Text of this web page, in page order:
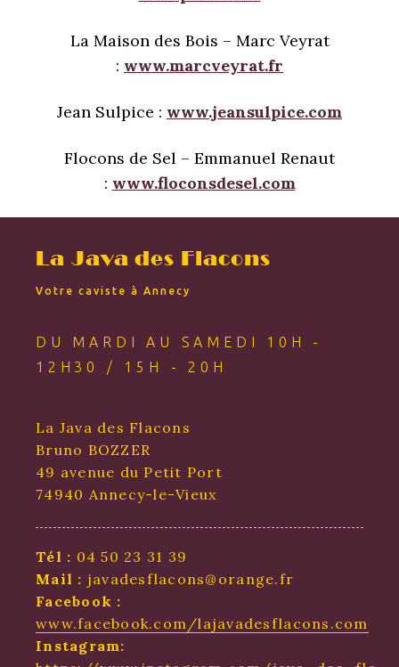
La Maison des Bois – Marc Veyrat
: www.marcveyrat.fr
Jean Sulpice : www.jeansulpice.com
Flocons de Sel – Emmanuel Renaut
: www.floconsdesel.com
La Java des Flacons
Votre caviste à Annecy
DU MARDI AU SAMEDI 10H -
12H30 / 15H - 20H
La Java des Flacons
Bruno BOZZER
49 avenue du Petit Port
74940 Annecy-le-Vieux
Tél : 04 50 23 31 39
Mail : javadesflacons@orange.fr
Facebook :
www.facebook.com/lajavadesflacons.com
Instagram: